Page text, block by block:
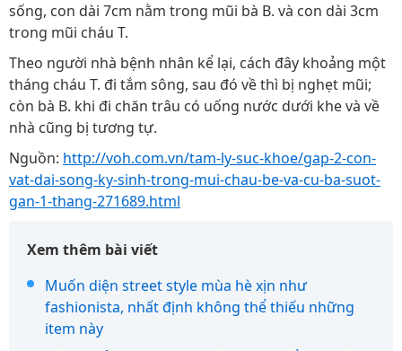
sống, con dài 7cm nằm trong mũi bà B. và con dài 3cm
trong mũi cháu T.
Theo người nhà bệnh nhân kể lại, cách đây khoảng một
tháng cháu T. đi tắm sông, sau đó về thì bị nghẹt mũi;
còn bà B. khi đi chăn trâu có uống nước dưới khe và về
nhà cũng bị tương tự.
Nguồn: http://voh.com.vn/tam-ly-suc-khoe/gap-2-con-
vat-dai-song-ky-sinh-trong-mui-chau-be-va-cu-ba-suot-
gan-1-thang-271689.html
Xem thêm bài viết
Muốn diện street style mùa hè xịn như
fashionista, nhất định không thể thiếu những
item này